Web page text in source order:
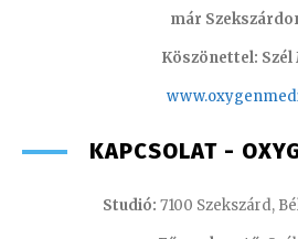
már
Köszönettel: Szél
KAPCSOLAT -
Studió: 7100 Szekszárd,